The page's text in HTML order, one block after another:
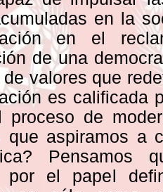
en la
en el
de una
valores que
es calificada
proceso de
que aspiramos a
Pensamos
por el papel